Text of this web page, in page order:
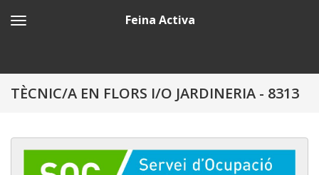
Feina Activa
TÈCNIC/A EN FLORS I/O JARDINERIA - 8313